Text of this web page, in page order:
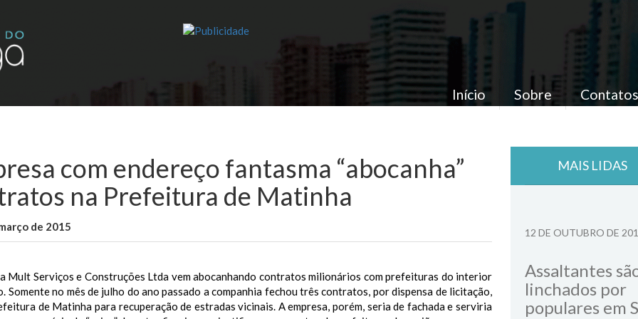
Início Sobre Contatos
com endereço fantasma “abocanha”
na Prefeitura de Matinha
de 2015
Mult Serviços e Construções Ltda vem abocanhando contratos milionários com prefeituras do interior
Somente no mês de julho do ano passado a companhia fechou três contratos, por dispensa de licitação,
de Matinha para recuperação de estradas vicinais. A empresa, porém, seria de fachada e serviria
MAIS LIDAS
12 DE OUTUBRO DE
Assaltantes
linchados por
populares em